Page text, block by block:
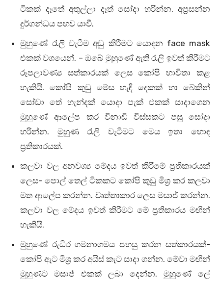
ටිකක් දෑතේ අතුල්ලා දෑත් සෝදා හරින්න. අප්‍රසන්න
දුර්ගන්ධය පහව යාවී.
මුහුණේ රැලි වැටීම අඩු කිරීමට යොදන face mask
එකක් වශයෙන්. – ඔබේ මුහුණේ ඇති රැලි ඉවත් කිරීමට
රූපලාවණ්‍ය සත්කාරයක් ලෙස කෝපි භාවිතා කළ
හැකියි. කෝපි කුඩු මේස හැඳි දෙකක් හා බේකින්
සෝඩා තේ හැන්දක් යොදා පැක් එකක් සාදාගෙන
මුහුණේ ආලේප කර විනාඩි විස්සකට පසු සෝදා
හරින්න. මුහුණ රැලි වැටීමට මෙය ඉතා හොඳ
ප්‍රතිකාරයක්.
කලවා වල අනවශ්‍ය මේදය ඉවත් කිරීමේ ප්‍රතිකාරයක්
ලෙස- පොල් තෙල් ටිකකට කෝපි කුඩු මිශ්‍ර කර කලවා
මත ආලේප කරන්න. වෘත්තාකාර ලෙස මසාජ් කරන්න.
කලවා වල මේදය ඉවත් කිරීමට මේ ප්‍රතිකාරය මඟින්
හැකියි.
මුහුණේ රුධිර ගමනාගමය පහසු කරන සත්කාරයක්-
කෝපි ඇට මිශ්‍ර කර අයිස් කැට සාදා ගන්න. මේවා මඟින්
මුහුණට මසාජ් එකක් ලබා දෙන්න. මුහුණේ ලේ